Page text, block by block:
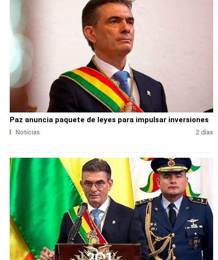
Paz anuncia paquete de leyes para impulsar inversiones
Noticias 2 días